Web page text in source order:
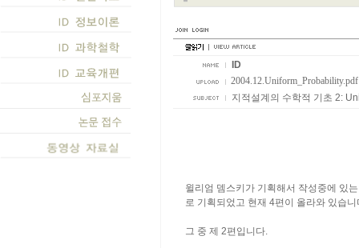
ID
지적설계의 수학적 기초 2:
윌리엄 뎀스키가 기획해서 작성중에 있
로 기획되었고 현재 4편이 올라와 있습니
그 중 제 2편입니다.